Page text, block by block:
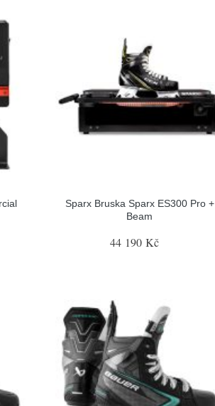
Sparx Bruska Sparx ES300 Pro +
Beam
44 190 Kč